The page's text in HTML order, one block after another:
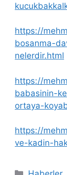
https://
bosanma-
nelerdir.html
https://
babasinin-
ortaya-
https://
ve-kadin-
Kategoriler